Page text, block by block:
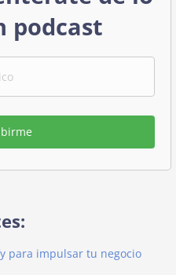
podcast
para impulsar tu negocio